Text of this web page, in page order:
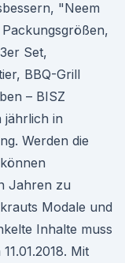
"Neem
Set,
BBQ-Grill
– BISZ
jährlich in
Werden die
Jahren zu
Modale und
Inhalte muss
Mit